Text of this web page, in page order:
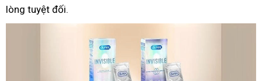
lòng tuyệt đối.